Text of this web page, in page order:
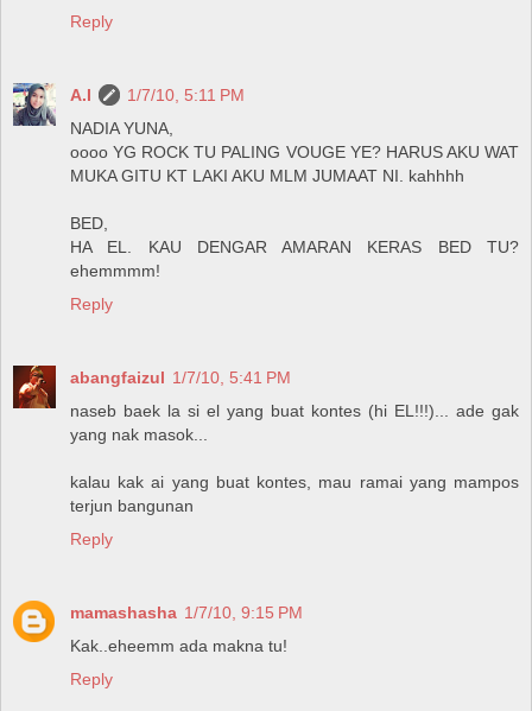
Reply
A.I
1/7/10, 5:11 PM
NADIA YUNA,
oooo YG ROCK TU PALING VOUGE YE? HARUS AKU WAT
MUKA GITU KT LAKI AKU MLM JUMAAT NI. kahhhh
BED,
HA EL. KAU DENGAR AMARAN KERAS BED TU?
ehemmmm!
Reply
abangfaizul 1/7/10, 5:41 PM
naseb baek la si el yang buat kontes (hi EL!!!)... ade gak
yang nak masok...
kalau kak ai yang buat kontes, mau ramai yang mampos
terjun bangunan
Reply
mamashasha 1/7/10, 9:15 PM
Kak..eheemm ada makna tu!
Reply